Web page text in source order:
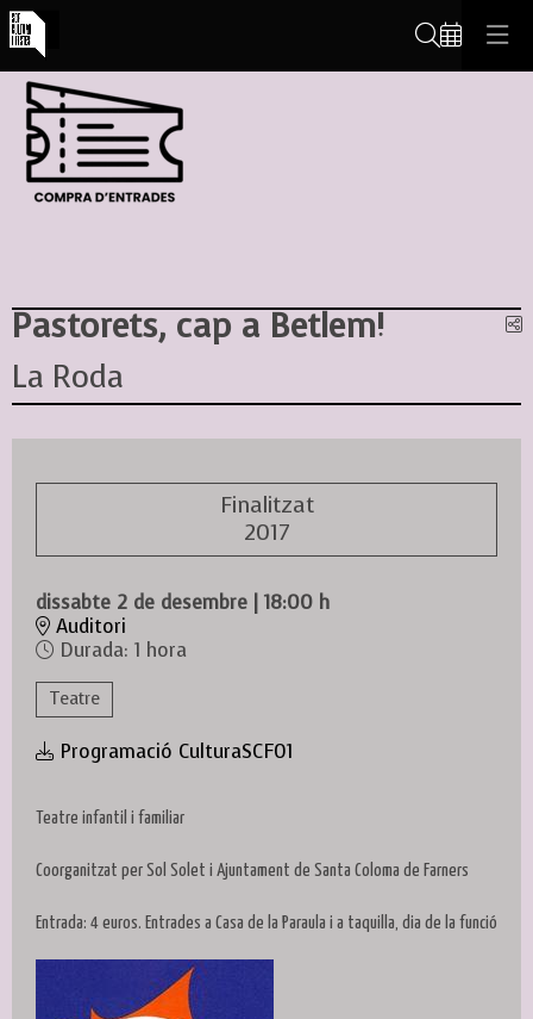
Pastorets, cap a Betlem!
La Roda
Finalitzat
2017
dissabte 2 de desembre | 18:00 h
Auditori
Durada: 1 hora
Teatre
Programació CulturaSCF01
Teatre infantil i familiar
Coorganitzat per Sol Solet i Ajuntament de Santa Coloma de Farners
Entrada: 4 euros. Entrades a Casa de la Paraula i a taquilla, dia de la funció